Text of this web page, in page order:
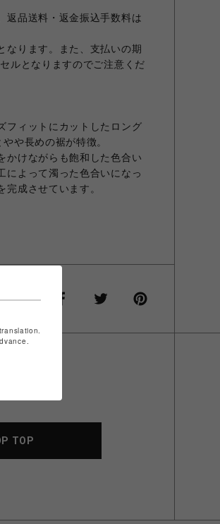
返品送料・返金振込手数料は
なります。また、支払いの期
ルとなりますのでご注意くだ
フィットにカットしたロング
や長めの裾が特徴。
かけながらも飽和した色合い
によって濁った色合いになっ
成させています。
TOP